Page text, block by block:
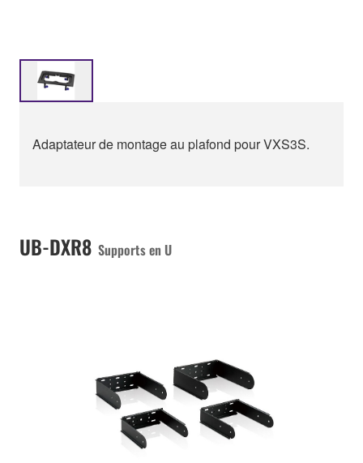
Adaptateur de montage au plafond pour VXS3S.
UB-DXR8 Supports en U